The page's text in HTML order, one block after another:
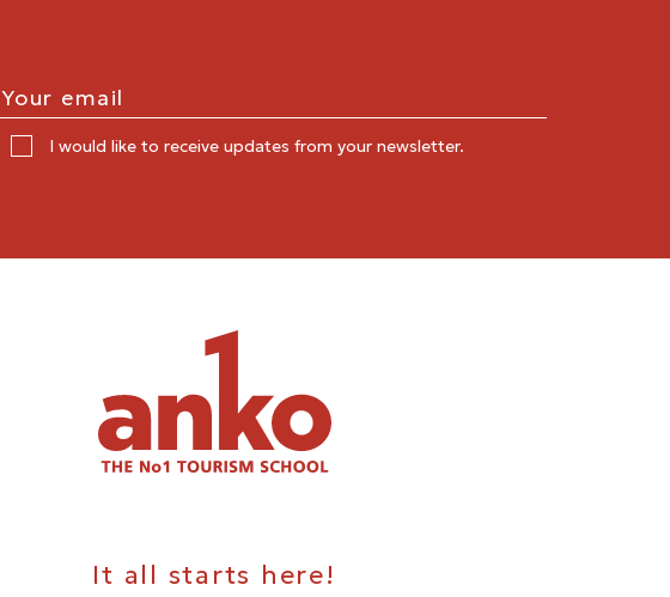
I would like to receive updates from your newsletter.
It all starts here!